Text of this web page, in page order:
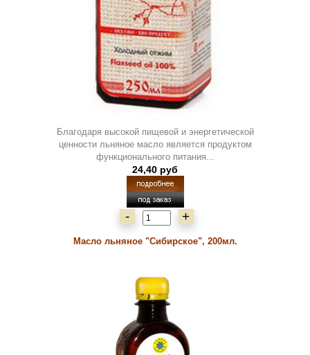
Благодаря высокой пищевой и энергетической
ценности льняное масло является продуктом
функционального питания...
24,40 руб
- +
Масло льняное "Сибирское", 200мл.